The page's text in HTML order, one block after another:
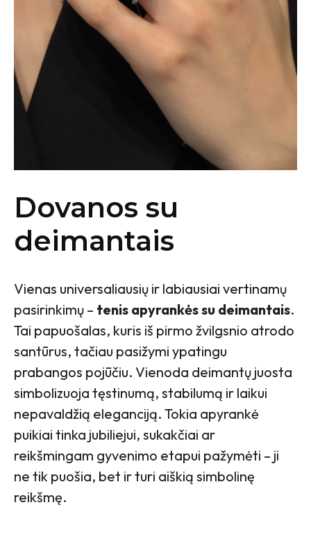
Dovanos su
deimantais
Vienas universaliausių ir labiausiai vertinamų
pasirinkimų – tenis apyrankės su deimantais.
Tai papuošalas, kuris iš pirmo žvilgsnio atrodo
santūrus, tačiau pasižymi ypatingu
prabangos pojūčiu. Vienoda deimantų juosta
simbolizuoja tęstinumą, stabilumą ir laikui
nepavaldžią eleganciją. Tokia apyrankė
puikiai tinka jubiliejui, sukakčiai ar
reikšmingam gyvenimo etapui pažymėti – ji
ne tik puošia, bet ir turi aiškią simbolinę
reikšmę.